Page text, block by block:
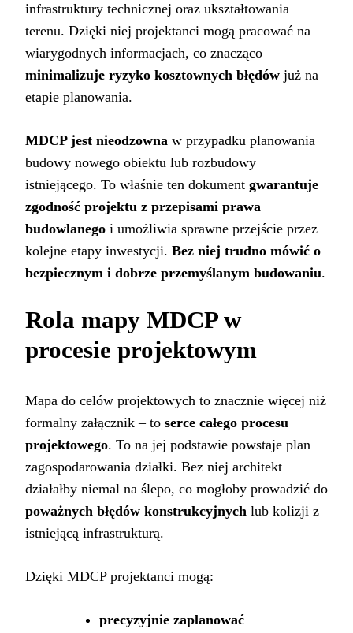
infrastruktury technicznej oraz ukształtowania
terenu. Dzięki niej projektanci mogą pracować na
wiarygodnych informacjach, co znacząco
minimalizuje ryzyko kosztownych błędów już na
etapie planowania.
MDCP jest nieodzowna w przypadku planowania
budowy nowego obiektu lub rozbudowy
istniejącego. To właśnie ten dokument gwarantuje
zgodność projektu z przepisami prawa
budowlanego i umożliwia sprawne przejście przez
kolejne etapy inwestycji. Bez niej trudno mówić o
bezpiecznym i dobrze przemyślanym budowaniu.
Rola mapy MDCP w
procesie projektowym
Mapa do celów projektowych to znacznie więcej niż
formalny załącznik – to serce całego procesu
projektowego. To na jej podstawie powstaje plan
zagospodarowania działki. Bez niej architekt
działałby niemal na ślepo, co mogłoby prowadzić do
poważnych błędów konstrukcyjnych lub kolizji z
istniejącą infrastrukturą.
Dzięki MDCP projektanci mogą:
precyzyjnie zaplanować